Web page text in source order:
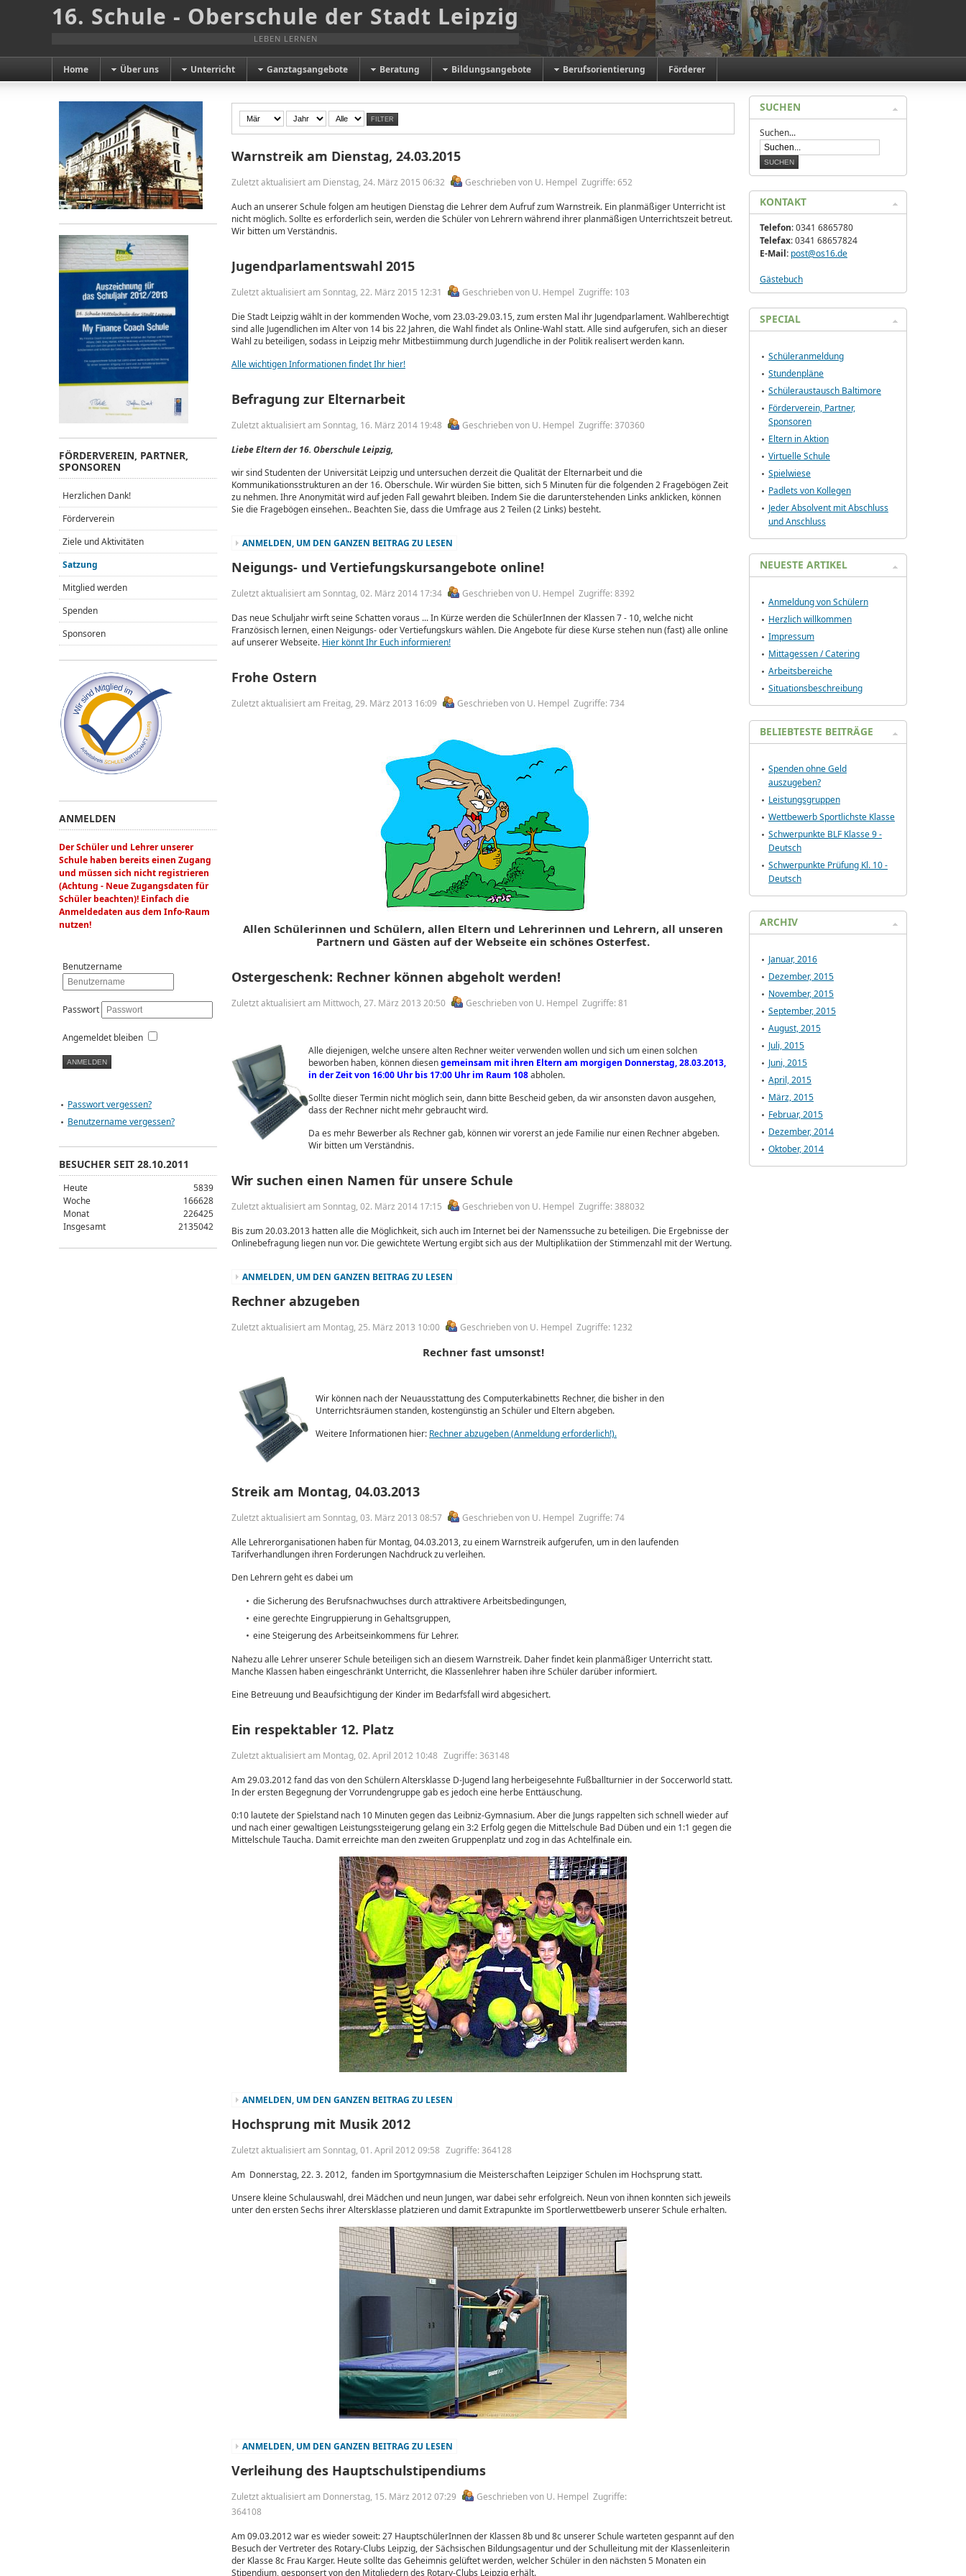
16. Schule - Oberschule der Stadt Leipzig
LEBEN LERNEN
Home Über uns Unterricht Ganztagsangebote Beratung Bildungsangebote Berufsorientierung Förderer
FILTER
Warnstreik am Dienstag, 24.03.2015
Zuletzt aktualisiert am Dienstag, 24. März 2015 06:32 Geschrieben von U. Hempel Zugriffe: 652
Auch an unserer Schule folgen am heutigen Dienstag die Lehrer dem Aufruf zum Warnstreik. Ein planmäßiger Unterricht ist
nicht möglich. Sollte es erforderlich sein, werden die Schüler von Lehrern während ihrer planmäßigen Unterrichtszeit betreut.
Wir bitten um Verständnis.
Jugendparlamentswahl 2015
Zuletzt aktualisiert am Sonntag, 22. März 2015 12:31 Geschrieben von U. Hempel Zugriffe: 103
Die Stadt Leipzig wählt in der kommenden Woche, vom 23.03-29.03.15, zum ersten Mal ihr Jugendparlament. Wahlberechtigt
sind alle Jugendlichen im Alter von 14 bis 22 Jahren, die Wahl findet als Online-Wahl statt. Alle sind aufgerufen, sich an dieser
Wahl zu beteiligen, sodass in Leipzig mehr Mitbestiimmung durch Jugendliche in der Politik realisert werden kann.
Alle wichtigen Informationen findet Ihr hier!
Befragung zur Elternarbeit
Zuletzt aktualisiert am Sonntag, 16. März 2014 19:48 Geschrieben von U. Hempel Zugriffe: 370360
Liebe Eltern der 16. Oberschule Leipzig,
wir sind Studenten der Universität Leipzig und untersuchen derzeit die Qualität der Elternarbeit und die
Kommunikationsstrukturen an der 16. Oberschule. Wir würden Sie bitten, sich 5 Minuten für die folgenden 2 Fragebögen Zeit
zu nehmen. Ihre Anonymität wird auf jeden Fall gewahrt bleiben. Indem Sie die darunterstehenden Links anklicken, können
Sie die Fragebögen einsehen.. Beachten Sie, dass die Umfrage aus 2 Teilen (2 Links) besteht.
ANMELDEN, UM DEN GANZEN BEITRAG ZU LESEN
Neigungs- und Vertiefungskursangebote online!
Zuletzt aktualisiert am Sonntag, 02. März 2014 17:34 Geschrieben von U. Hempel Zugriffe: 8392
Das neue Schuljahr wirft seine Schatten voraus ... In Kürze werden die SchülerInnen der Klassen 7 - 10, welche nicht
Französisch lernen, einen Neigungs- oder Vertiefungskurs wählen. Die Angebote für diese Kurse stehen nun (fast) alle online
auf unserer Webseite. Hier könnt Ihr Euch informieren!
Frohe Ostern
Zuletzt aktualisiert am Freitag, 29. März 2013 16:09 Geschrieben von U. Hempel Zugriffe: 734
Allen Schülerinnen und Schülern, allen Eltern und Lehrerinnen und Lehrern, all unseren
Partnern und Gästen auf der Webseite ein schönes Osterfest.
Ostergeschenk: Rechner können abgeholt werden!
Zuletzt aktualisiert am Mittwoch, 27. März 2013 20:50 Geschrieben von U. Hempel Zugriffe: 81
Alle diejenigen,welche unsere alten Rechner weiter verwenden wollen und sich um einen solchen
beworben haben, können diesengemeinsam mit ihren Eltern am morgigen Donnerstag, 28.03.2013,
in der Zeit von 16:00 Uhr bis 17:00 Uhr im Raum 108abholen.
Sollte dieser Termin nicht möglich sein, dann bitte Bescheid geben, da wir ansonsten davon ausgehen,
dass der Rechner nicht mehr gebraucht wird.
Da es mehr Bewerber als Rechner gab, können wir vorerst an jede Familie nur einen Rechner abgeben.
Wir bitten um Verständnis.
Wir suchen einen Namen für unsere Schule
Zuletzt aktualisiert am Sonntag, 02. März 2014 17:15 Geschrieben von U. Hempel Zugriffe: 388032
Bis zum 20.03.2013 hatten alle die Möglichkeit, sich auch im Internet bei der Namenssuche zu beteiligen. Die Ergebnisse der
Onlinebefragung liegen nun vor. Die gewichtete Wertung ergibt sich aus der Multiplikatiion der Stimmenzahl mit der Wertung.
ANMELDEN, UM DEN GANZEN BEITRAG ZU LESEN
Rechner abzugeben
Zuletzt aktualisiert am Montag, 25. März 2013 10:00 Geschrieben von U. Hempel Zugriffe: 1232
Rechner fast umsonst!
Wir können nach der Neuausstattung des Computerkabinetts Rechner, die bisher in den
Unterrichtsräumen standen, kostengünstig an Schüler und Eltern abgeben.
Weitere Informationen hier: Rechner abzugeben (Anmeldung erforderlich!).
Streik am Montag, 04.03.2013
Zuletzt aktualisiert am Sonntag, 03. März 2013 08:57 Geschrieben von U. Hempel Zugriffe: 74
Alle Lehrerorganisationen haben für Montag, 04.03.2013, zu einem Warnstreik aufgerufen, um in den laufenden
Tarifverhandlungen ihren Forderungen Nachdruck zu verleihen.
Den Lehrern geht es dabei um
die Sicherung des Berufsnachwuchses durch attraktivere Arbeitsbedingungen,
eine gerechte Eingruppierung in Gehaltsgruppen,
eine Steigerung des Arbeitseinkommens für Lehrer.
Nahezu alle Lehrer unserer Schule beteiligen sich an diesem Warnstreik. Daher findet kein planmäßiger Unterricht statt.
Manche Klassen haben eingeschränkt Unterricht, die Klassenlehrer haben ihre Schüler darüber informiert.
Eine Betreuung und Beaufsichtigung der Kinder im Bedarfsfall wird abgesichert.
Ein respektabler 12. Platz
Zuletzt aktualisiert am Montag, 02. April 2012 10:48 Zugriffe: 363148
Am 29.03.2012 fand das von den Schülern Altersklasse D-Jugend lang herbeigesehnte Fußballturnier in der Soccerworld statt.
In der ersten Begegnung der Vorrundengruppe gab es jedoch eine herbe Enttäuschung.
0:10 lautete der Spielstand nach 10 Minuten gegen das Leibniz-Gymnasium. Aber die Jungs rappelten sich schnell wieder auf
und nach einer gewaltigen Leistungssteigerung gelang ein 3:2 Erfolg gegen die Mittelschule Bad Düben und ein 1:1 gegen die
Mittelschule Taucha. Damit erreichte man den zweiten Gruppenplatz und zog in das Achtelfinale ein.
ANMELDEN, UM DEN GANZEN BEITRAG ZU LESEN
Hochsprung mit Musik 2012
Zuletzt aktualisiert am Sonntag, 01. April 2012 09:58 Zugriffe: 364128
Am Donnerstag, 22. 3. 2012, fanden im Sportgymnasium die Meisterschaften Leipziger Schulen im Hochsprung statt.
Unsere kleine Schulauswahl, drei Mädchen und neun Jungen, war dabei sehr erfolgreich. Neun von ihnen konnten sich jeweils
unter den ersten Sechs ihrer Altersklasse platzieren und damit Extrapunkte im Sportlerwettbewerb unserer Schule erhalten.
ANMELDEN, UM DEN GANZEN BEITRAG ZU LESEN
Verleihung des Hauptschulstipendiums
Zuletzt aktualisiert am Donnerstag, 15. März 2012 07:29 Geschrieben von U. Hempel Zugriffe:
364108
Am 09.03.2012 war es wieder soweit: 27 HauptschülerInnen der Klassen 8b und 8c unserer Schule warteten gespannt auf den
Besuch der Vertreter des Rotary-Clubs Leipzig, der Sächsischen Bildungsagentur und der Schulleitung mit der Klassenleiterin
der Klasse 8c Frau Karger. Heute sollte das Geheimnis gelüftet werden, welcher Schüler in den nächsten 5 Monaten ein
Stipendium, gesponsert von den Mitgliedern des Rotary-Clubs Leipzig erhält.
FÖRDERVEREIN, PARTNER,
SPONSOREN
Herzlichen Dank!
Förderverein
Ziele und Aktivitäten
Satzung
Mitglied werden
Spenden
Sponsoren
ANMELDEN
Der Schüler und Lehrer unserer
Schule haben bereits einen Zugang
und müssen sich nicht registrieren
(Achtung - Neue Zugangsdaten für
Schüler beachten)! Einfach die
Anmeldedaten aus dem Info-Raum
nutzen!
Benutzername
Passwort
Angemeldet bleiben
Passwort vergessen?
Benutzername vergessen?
BESUCHER SEIT 28.10.2011
Heute
5839
Woche
166628
Monat
226425
Insgesamt
2135042
SUCHEN
Suchen...
KONTAKT
Telefon: 0341 6865780
Telefax: 0341 68657824
E-Mail: post@os16.de
Gästebuch
SPECIAL
Schüleranmeldung
Stundenpläne
Schüleraustausch Baltimore
Förderverein, Partner,
Sponsoren
Eltern in Aktion
Virtuelle Schule
Spielwiese
Padlets von Kollegen
Jeder Absolvent mit Abschluss
und Anschluss
NEUESTE ARTIKEL
Anmeldung von Schülern
Herzlich willkommen
Impressum
Mittagessen / Catering
Arbeitsbereiche
Situationsbeschreibung
BELIEBTESTE BEITRÄGE
Spenden ohne Geld
auszugeben?
Leistungsgruppen
Wettbewerb Sportlichste Klasse
Schwerpunkte BLF Klasse 9 -
Deutsch
Schwerpunkte Prüfung Kl. 10 -
Deutsch
ARCHIV
Januar, 2016
Dezember, 2015
November, 2015
September, 2015
August, 2015
Juli, 2015
Juni, 2015
April, 2015
März, 2015
Februar, 2015
Dezember, 2014
Oktober, 2014